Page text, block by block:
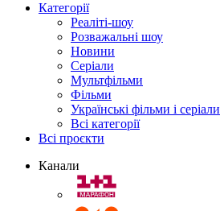
Категорії
Реаліті-шоу
Розважальні шоу
Новини
Серіали
Мультфільми
Фільми
Українські фільми і серіали
Всі категорії
Всі проєкти
Канали